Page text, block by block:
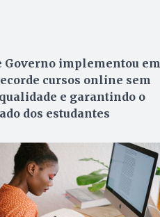
Governo implementou em
cursos online sem
e garantindo o
dos estudantes